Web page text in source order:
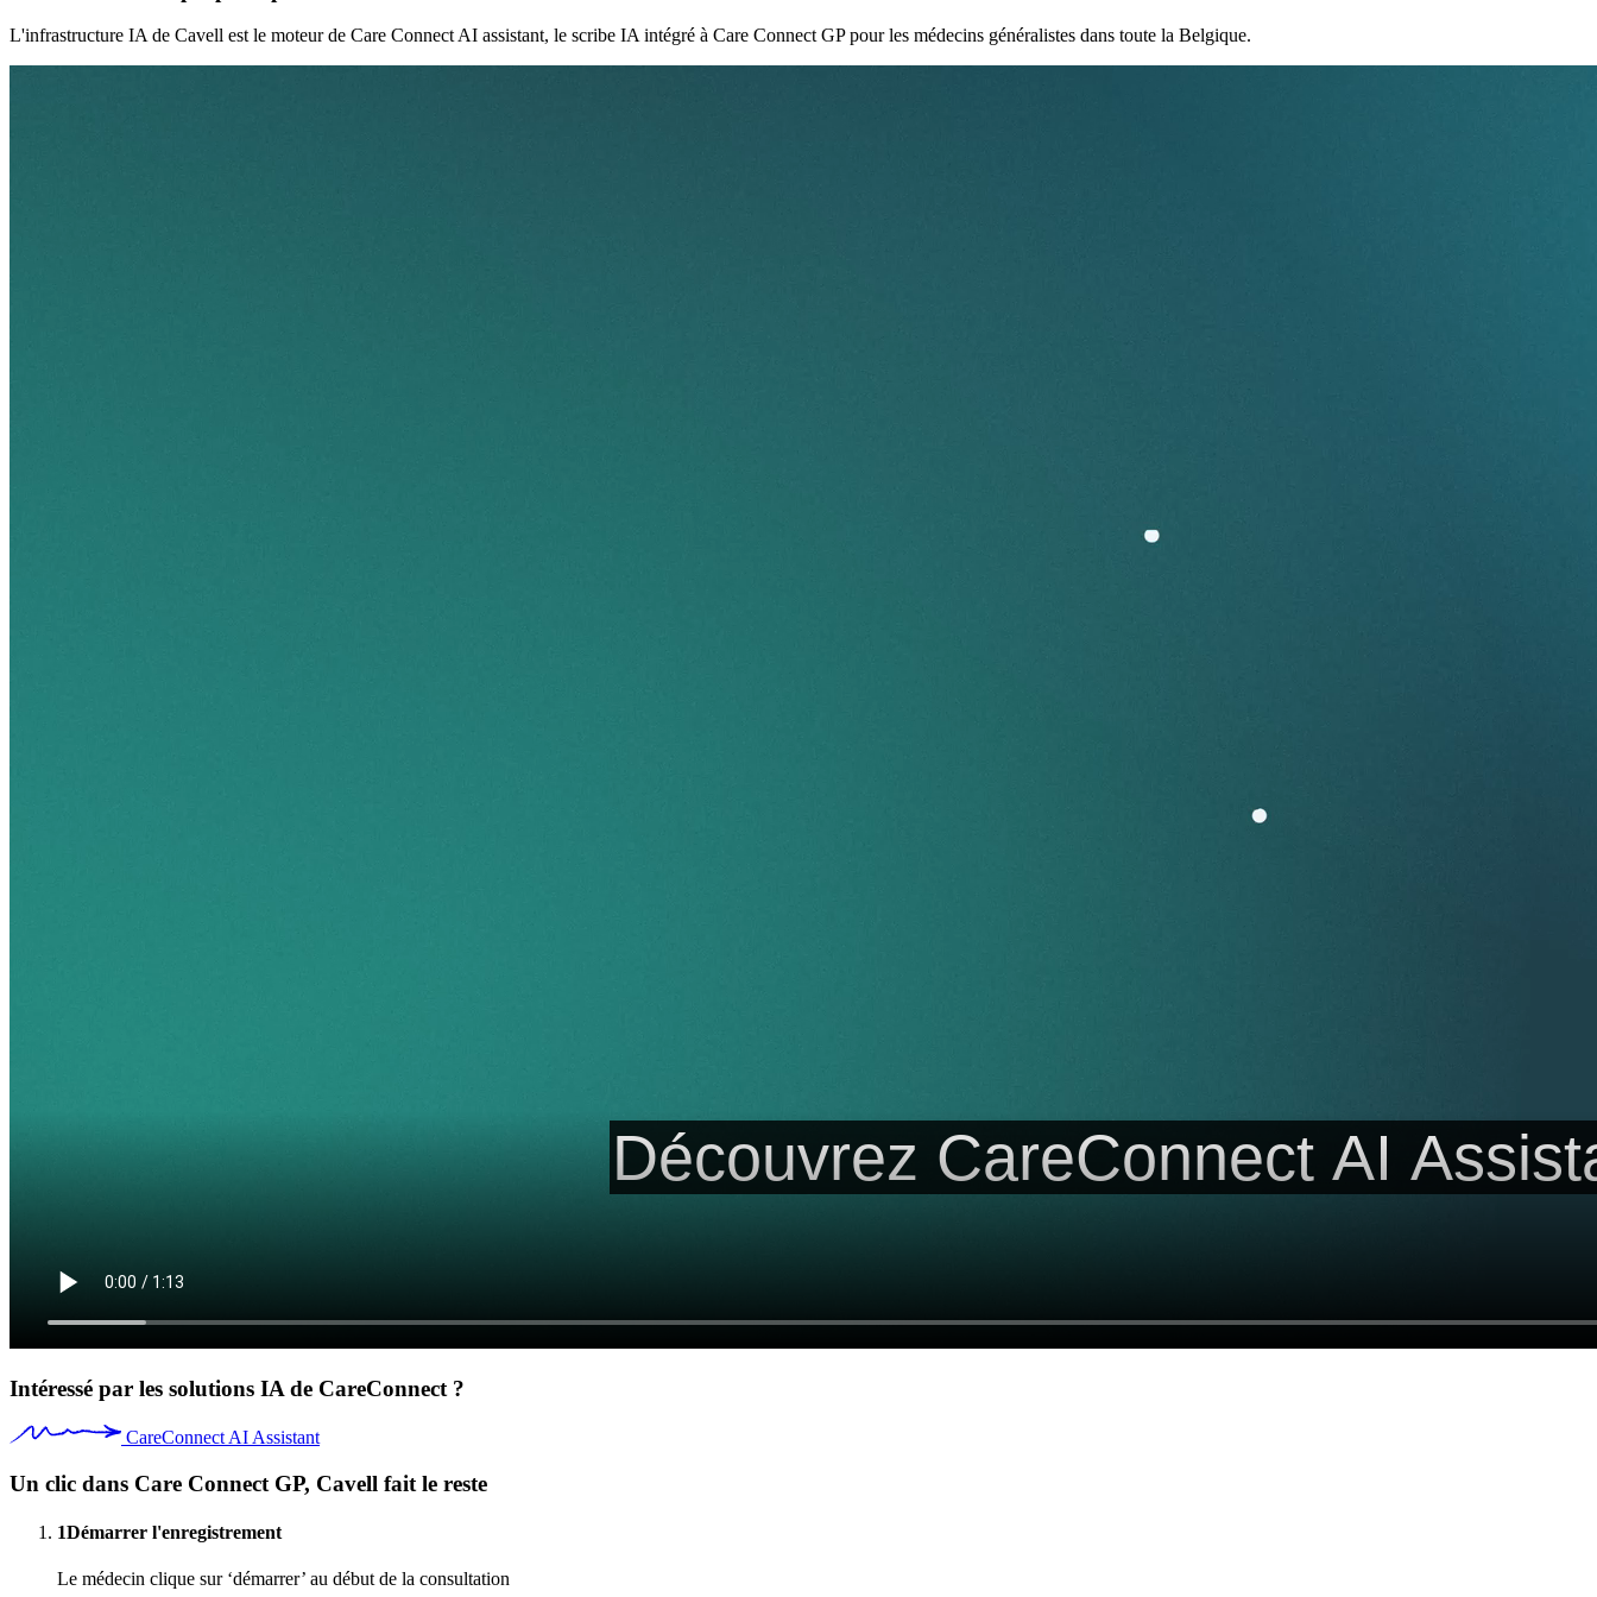
L'infrastructure IA de Cavell est le moteur de Care Connect AI assistant, le scribe IA intégré à Care Connect GP pour les médecins généralistes dans toute la Belgique.
Intéressé par les solutions IA de CareConnect ?
CareConnect AI Assistant
Un clic dans Care Connect GP, Cavell fait le reste
1Démarrer l'enregistrement
Le médecin clique sur ‘démarrer’ au début de la consultation